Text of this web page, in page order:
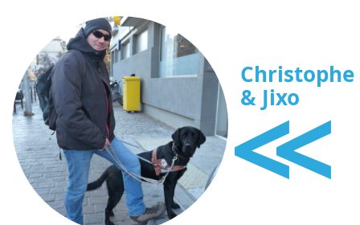
Christophe
& Jixo
<<